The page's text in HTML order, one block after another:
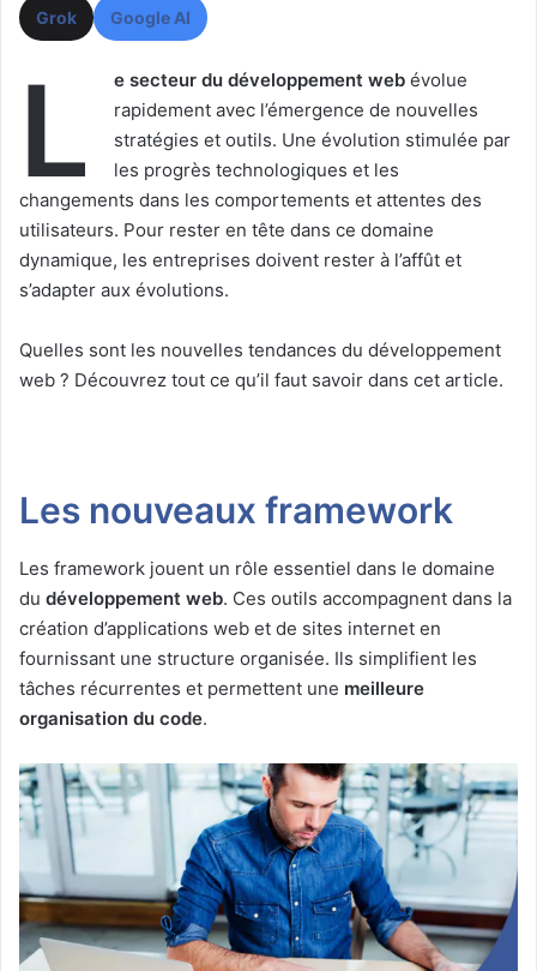
Grok Google AI
L e secteur du développement web évolue
rapidement avec l’émergence de nouvelles
stratégies et outils. Une évolution stimulée par
les progrès technologiques et les
changements dans les comportements et attentes des
utilisateurs. Pour rester en tête dans ce domaine
dynamique, les entreprises doivent rester à l’affût et
s’adapter aux évolutions.
Quelles sont les nouvelles tendances du développement
web ? Découvrez tout ce qu’il faut savoir dans cet article.
Les nouveaux framework
Les framework jouent un rôle essentiel dans le domaine
du développement web. Ces outils accompagnent dans la
création d’applications web et de sites internet en
fournissant une structure organisée. Ils simplifient les
tâches récurrentes et permettent une meilleure
organisation du code.